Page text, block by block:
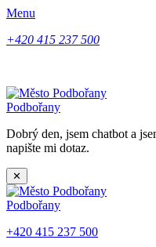
Menu
+420 415 237 500
Podbořany
Dobrý den, jsem chatbot a
napište mi dotaz.
✕
Podbořany
+420 415 237 500